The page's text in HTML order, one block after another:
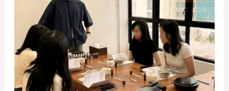
穀
雨
芳